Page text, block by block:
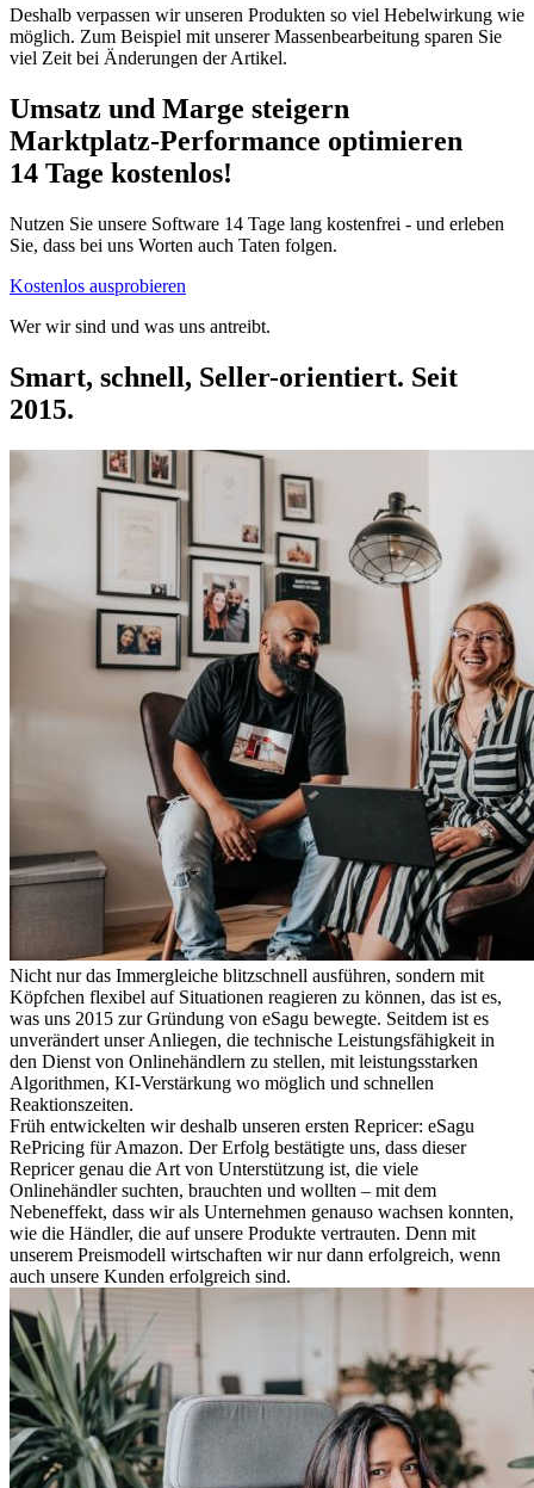
Deshalb verpassen wir unseren Produkten so viel Hebelwirkung wie
möglich. Zum Beispiel mit unserer Massenbearbeitung sparen Sie
viel Zeit bei Änderungen der Artikel.
Umsatz und Marge steigern
Marktplatz-Performance optimieren
14 Tage kostenlos!
Nutzen Sie unsere Software 14 Tage lang kostenfrei - und erleben
Sie, dass bei uns Worten auch Taten folgen.
Kostenlos ausprobieren
Wer wir sind und was uns antreibt.
Smart, schnell, Seller-orientiert. Seit
2015.
Nicht nur das Immergleiche blitzschnell ausführen, sondern mit
Köpfchen flexibel auf Situationen reagieren zu können, das ist es,
was uns 2015 zur Gründung von eSagu bewegte. Seitdem ist es
unverändert unser Anliegen, die technische Leistungsfähigkeit in
den Dienst von Onlinehändlern zu stellen, mit leistungsstarken
Algorithmen, KI-Verstärkung wo möglich und schnellen
Reaktionszeiten.
Früh entwickelten wir deshalb unseren ersten Repricer: eSagu
RePricing für Amazon. Der Erfolg bestätigte uns, dass dieser
Repricer genau die Art von Unterstützung ist, die viele
Onlinehändler suchten, brauchten und wollten – mit dem
Nebeneffekt, dass wir als Unternehmen genauso wachsen konnten,
wie die Händler, die auf unsere Produkte vertrauten. Denn mit
unserem Preismodell wirtschaften wir nur dann erfolgreich, wenn
auch unsere Kunden erfolgreich sind.